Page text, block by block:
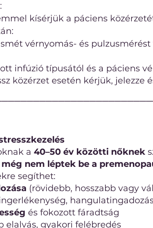
kísérjük a páciens
vérnyomás- és pulzusmérést
infúzió típusától és a páciens
közérzet esetén kérjük, jelezze
a 40–50 év közötti nőknek
még nem léptek be a
segíthet:
(rövidebb, hosszabb vagy
és fokozott fáradtság
elalvás, gyakori felébredés